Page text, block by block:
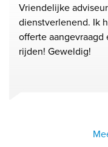
Vriendelijke
dienstverlenend. Ik
offerte
rijden! Geweldig!